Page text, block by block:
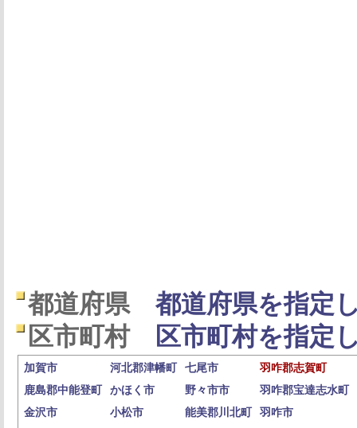
都道府県
都道府県を指定
区市町村
区市町村を指定
加賀市 河北郡津幡町 七尾市
羽咋郡志賀町
鹿島郡中能登町
かほく市 野々市市
羽咋郡宝達志水町
金沢市
小松市 能美郡川北町
羽咋市